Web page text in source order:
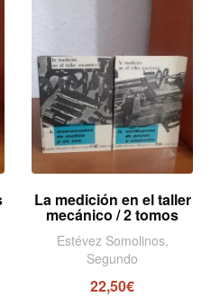
La medición en el taller
mecánico / 2 tomos
Estévez Somolinos,
Segundo
22,50€